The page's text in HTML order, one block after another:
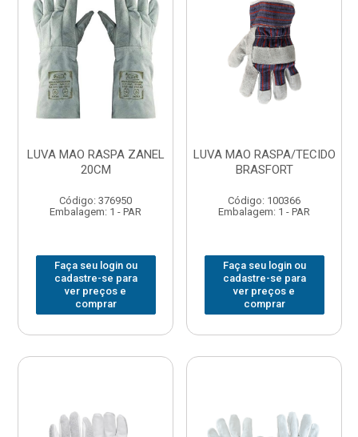
LUVA MAO RASPA ZANEL
20CM
Código: 376950
Embalagem: 1 - PAR
Faça seu login ou
cadastre-se para
ver preços e
comprar
LUVA MAO RASPA/TECIDO
BRASFORT
Código: 100366
Embalagem: 1 - PAR
Faça seu login ou
cadastre-se para
ver preços e
comprar